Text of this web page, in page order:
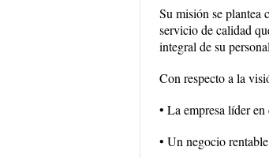
Su misión se plantea
servicio de calidad
integral de su
Con respecto a la
• La empresa líder
• Un negocio